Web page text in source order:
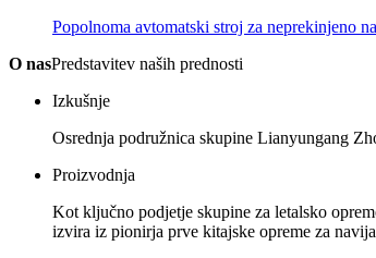
Popolnoma avtomatski stroj za neprekinjeno
O nasPredstavitev naših prednosti
Izkušnje
Osrednja podružnica skupine Lianyungang
Proizvodnja
Kot ključno podjetje skupine za letalsko
izvira iz pionirja prve kitajske opreme za